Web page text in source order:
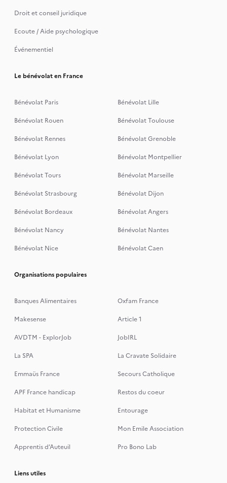
Droit et conseil juridique
Ecoute / Aide psychologique
Événementiel
Le bénévolat en France
Bénévolat Paris
Bénévolat Lille
Bénévolat Rouen
Bénévolat Toulouse
Bénévolat Rennes
Bénévolat Grenoble
Bénévolat Lyon
Bénévolat Montpellier
Bénévolat Tours
Bénévolat Marseille
Bénévolat Strasbourg
Bénévolat Dijon
Bénévolat Bordeaux
Bénévolat Angers
Bénévolat Nancy
Bénévolat Nantes
Bénévolat Nice
Bénévolat Caen
Organisations populaires
Banques Alimentaires
Oxfam France
Makesense
Article 1
AVDTM - ExplorJob
JobIRL
La SPA
La Cravate Solidaire
Emmaüs France
Secours Catholique
APF France handicap
Restos du coeur
Habitat et Humanisme
Entourage
Protection Civile
Mon Emile Association
Apprentis d’Auteuil
Pro Bono Lab
Liens utiles